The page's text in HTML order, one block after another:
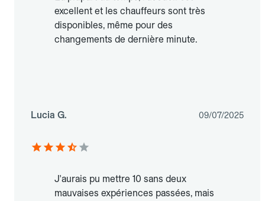
excellent et les chauffeurs sont très
disponibles, même pour des
changements de dernière minute.
Lucia G. 09/07/2025
J'aurais pu mettre 10 sans deux
mauvaises expériences passées, mais